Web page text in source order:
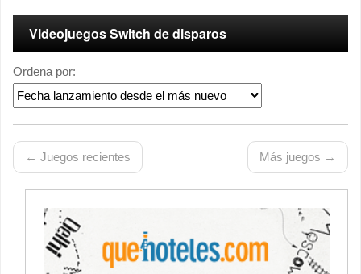
Videojuegos Switch de disparos
Ordena por:
← Juegos recientes Más juegos →